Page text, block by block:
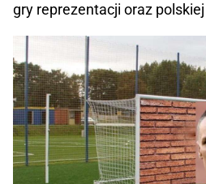
gry reprezentacji oraz